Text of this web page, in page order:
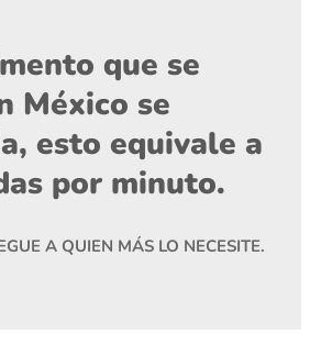
que se
México se
esto equivale a
por minuto.
A QUIEN MÁS LO NECESITE.